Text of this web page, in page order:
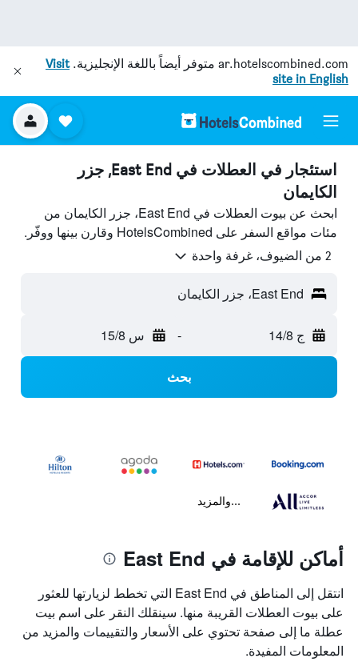
ar.hotelscombined.com متوفر أيضاً باللغة الإنجليزية.Visit
site in English
استئجار في العطلات في East End, جزر
الكايمان
ابحث عن بيوت العطلات في East End، جزر الكايمان من
مئات مواقع السفر على HotelsCombined وقارن بينها ووفّر.
2 من الضيوف، غرفة واحدة
East End، جزر الكايمان
ج 14/8 - س 15/8
بحث
...والمزيد
أماكن للإقامة في East End
انتقل إلى المناطق في East End التي تخطط لزيارتها للعثور
على بيوت العطلات القريبة منها. سينقلك النقر على اسم بيت
عطلة ما إلى صفحة تحتوي على الأسعار والتقييمات والمزيد من
المعلومات المفيدة.